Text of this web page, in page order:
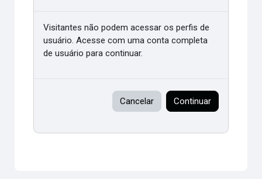
Visitantes não podem acessar os perfis de
usuário. Acesse com uma conta completa
de usuário para continuar.
Cancelar Continuar